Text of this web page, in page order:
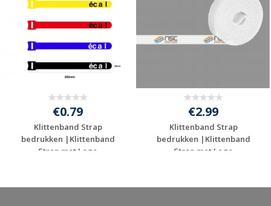
€0.79
Klittenband Strap
bedrukken |Klittenband
Strap met Logo
€2.99
Klittenband Strap
bedrukken |Klittenband
Strap met Logo